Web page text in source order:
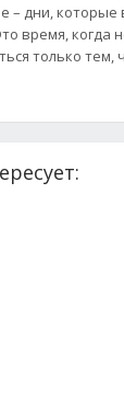
– дни, которые
время, когда
только тем,